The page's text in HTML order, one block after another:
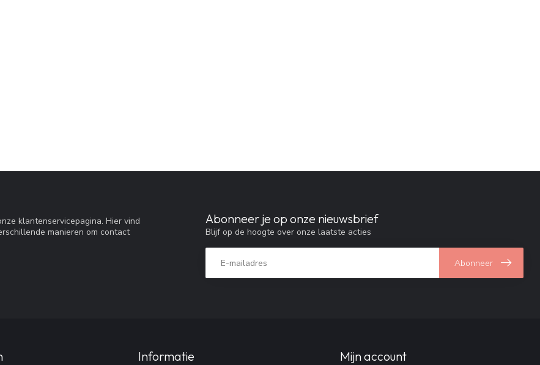
klantenservicepagina. Hier vind
manieren om contact
Abonneer je op onze nieuwsbrief
Blijf op de hoogte over onze laatste acties
Abonneer
Informatie Mijn account